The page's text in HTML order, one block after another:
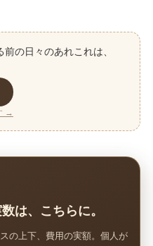
の日々のあれこれは、
→
は、こちらに。
の上下、費用の実額。個人が